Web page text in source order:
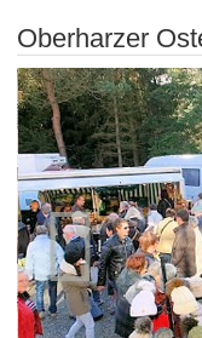
Oberharzer
